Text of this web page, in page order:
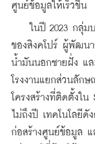
ศูนย์ข้อมูลให้เร็วขึ้น
ในปี 2023 กลุ่มบ
ของสิงคโปร์ ผู้พัฒนา
น้ำมันนอกชายฝั่ง แ
โรงงานแยกส่วนลัก
โครงสร้างที่ติดตั้งใน
ไม่ถึงปี เทคโนโลยีดั
ก่อสร้างศูนย์ข้อมูล แ